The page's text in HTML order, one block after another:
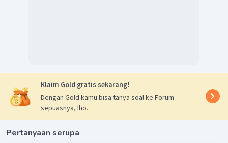
Klaim Gold gratis sekarang!
Dengan Gold kamu bisa tanya soal ke Forum
sepuasnya, lho.
Pertanyaan serupa